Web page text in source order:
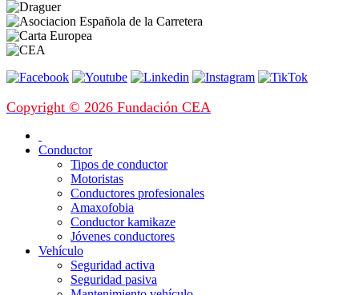
Copyright © 2026 Fundación CEA
Conductor
Tipos de conductor
Motoristas
Conductores profesionales
Amaxofobia
Conductor kamikaze
Jóvenes conductores
Vehículo
Seguridad activa
Seguridad pasiva